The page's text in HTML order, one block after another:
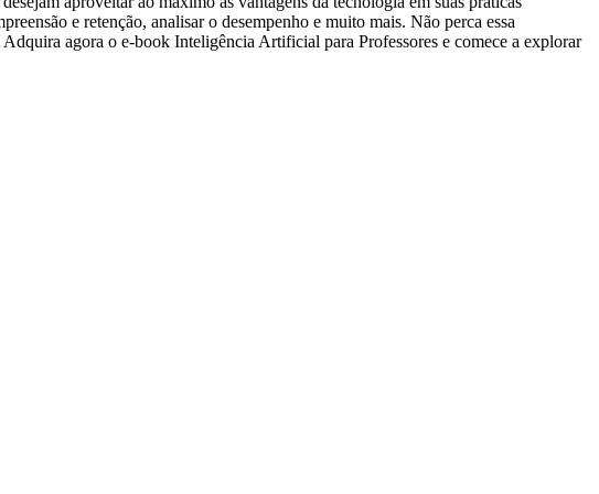
e retenção, analisar o desempenho e muito mais. Não perca essa
agora o e-book Inteligência Artificial para Professores e comece a explorar